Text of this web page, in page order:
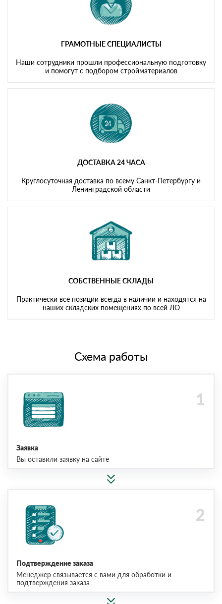
ГРАМОТНЫЕ СПЕЦИАЛИСТЫ
Наши сотрудники прошли профессиональную подготовку
и помогут с подбором стройматериалов
ДОСТАВКА 24 ЧАСА
Круглосуточная доставка по всему Санкт-Петербургу и
Ленинградской области
СОБСТВЕННЫЕ СКЛАДЫ
Практически все позиции всегда в наличии и находятся на
наших складских помещениях по всей ЛО
Схема работы
Заявка
Вы оставили заявку на сайте
Подтверждение заказа
Менеджер связывается с вами для обработки и
подтверждения заказа